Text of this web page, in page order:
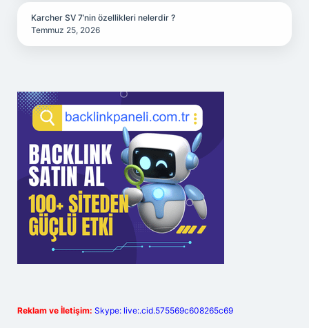
Karcher SV 7’nin özellikleri nelerdir ?
Temmuz 25, 2026
Reklam ve İletişim: Skype: live:.cid.575569c608265c69